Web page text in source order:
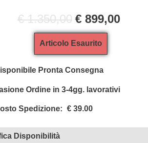
€ 1.350,00 € 899,00
Articolo Esaurito
Pronta Consegna
Ordine in 3-4gg. lavorativi
Spedizione: € 39.00
Disponibilità